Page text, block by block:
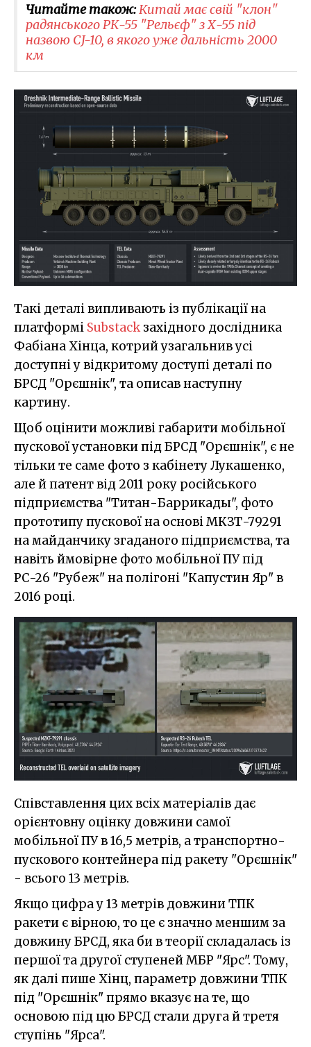
Читайте також:Китай має свій "клон"
радянського РК-55 "Рельєф" з Х-55 під
назвою CJ-10, в якого уже дальність 2000
км
Такі деталі випливають із публікації на
платформі Substackзахідного дослідника
Фабіана Хінца, котрий узагальнив усі
доступні у відкритому доступі деталі по
БРСД "Орєшнік", та описав наступну
картину.
Щоб оцінити можливі габарити мобільної
пускової установки під БРСД "Орєшнік", є не
тільки те саме фото з кабінету Лукашенко,
але й патент від 2011 року російського
підприємства "Титан-Баррикады", фото
прототипу пускової на основі МКЗТ-79291
на майданчику згаданого підприємства, та
навіть ймовірне фото мобільної ПУ під
РС-26 "Рубеж" на полігоні "Капустин Яр" в
2016 році.
Співставлення цих всіх матеріалів дає
орієнтовну оцінку довжини самої
мобільної ПУ в 16,5 метрів, а транспортно-
пускового контейнера під ракету "Орєшнік"
- всього 13 метрів.
Якщо цифра у 13 метрів довжини ТПК
ракети є вірною, то це є значно меншим за
довжину БРСД, яка би в теорії складалась із
першої та другої ступеней МБР "Ярс". Тому,
як далі пише Хінц, параметр довжини ТПК
під "Орєшнік" прямо вказує на те, що
основою під цю БРСД стали друга й третя
ступінь "Ярса".